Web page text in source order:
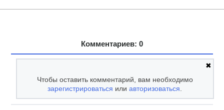
Комментариев: 0
✖
Чтобы оставить комментарий, вам необходимо
зарегистрироваться илиавторизоваться.